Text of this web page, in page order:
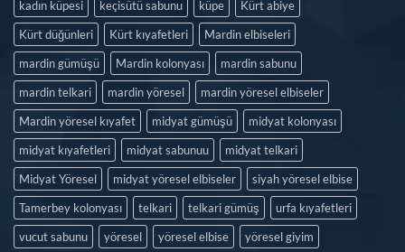
kadın küpesi
keçisütü sabunu küpe
Kürt abiye
Kürt düğünleri
Kürt kıyafetleri
Mardin elbiseleri
mardin gümüşü
Mardin kolonyası
mardin sabunu
mardin telkari
mardin yöresel
mardin yöresel elbiseler
Mardin yöresel kıyafet
midyat gümüşü
midyat kolonyası
midyat kıyafetleri
midyat sabunuu
midyat telkari
Midyat Yöresel
midyat yöresel elbiseler
siyah yöresel elbise
Tamerbey kolonyası
telkari telkari gümüş
urfa kıyafetleri
vucut sabunu
yöresel yöresel elbise
yöresel giyim